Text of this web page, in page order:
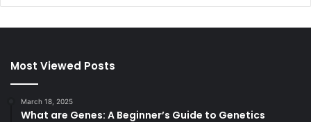
Most Viewed Posts
March 18, 2025
What are Genes: A Beginner’s Guide to Genetics